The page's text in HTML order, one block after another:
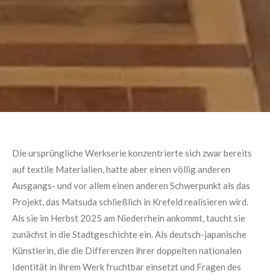
Die ursprüngliche Werkserie konzentrierte sich zwar bereits
auf textile Materialien, hatte aber einen völlig anderen
Ausgangs- und vor allem einen anderen Schwerpunkt als das
Projekt, das Matsuda schließlich in Krefeld realisieren wird.
Als sie im Herbst 2025 am Niederrhein ankommt, taucht sie
zunächst in die Stadtgeschichte ein. Als deutsch-japanische
Künstlerin, die die Differenzen ihrer doppelten nationalen
Identität in ihrem Werk fruchtbar einsetzt und Fragen des